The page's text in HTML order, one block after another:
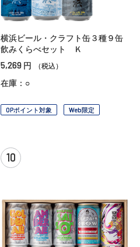
横浜ビール・クラフト缶３種９缶
飲みくらべセット Ｋ
5,269 円 （税込）
在庫：○
OPポイント対象 Web限定
10